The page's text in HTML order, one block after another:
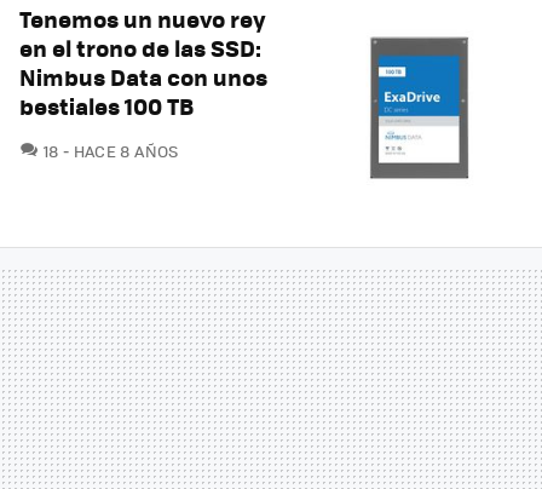
Tenemos un nuevo rey
en el trono de las SSD:
Nimbus Data con unos
bestiales 100 TB
18 COMENTARIOS
HACE 8 AÑOS